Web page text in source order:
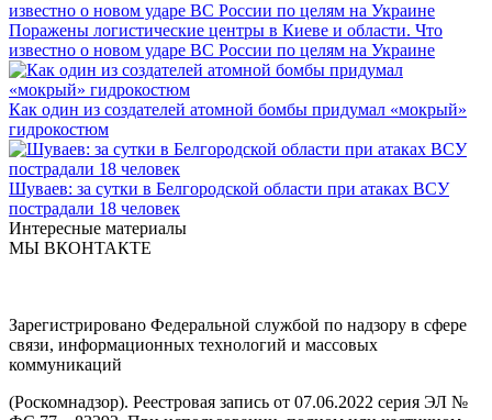
Поражены логистические центры в Киеве и области. Что
известно о новом ударе ВС России по целям на Украине
Как один из создателей атомной бомбы придумал «мокрый»
гидрокостюм
Шуваев: за сутки в Белгородской области при атаках ВСУ
пострадали 18 человек
Интересные материалы
МЫ ВКОНТАКТЕ
Зарегистрировано Федеральной службой по надзору в сфере
связи, информационных технологий и массовых
коммуникаций
(Роскомнадзор). Реестровая запись от 07.06.2022 серия ЭЛ №